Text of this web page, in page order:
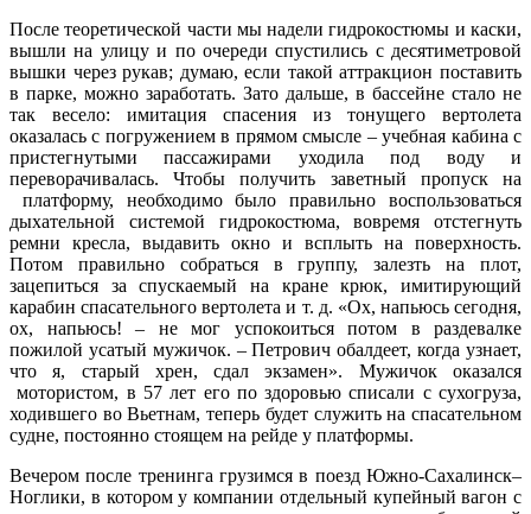
После теоретической части мы надели гидрокостюмы и каски,
вышли на улицу и по очереди спустились с десятиметровой
вышки через рукав; думаю, если такой аттракцион поставить
в парке, можно заработать. Зато дальше, в бассейне стало не
так весело: имитация спасения из тонущего вертолета
оказалась с погружением в прямом смысле – учебная кабина с
пристегнутыми пассажирами уходила под воду и
переворачивалась. Чтобы получить заветный пропуск на
платформу, необходимо было правильно воспользоваться
дыхательной системой гидрокостюма, вовремя отстегнуть
ремни кресла, выдавить окно и всплыть на поверхность.
Потом правильно собраться в группу, залезть на плот,
зацепиться за спускаемый на кране крюк, имитирующий
карабин спасательного вертолета и т. д. «Ох, напьюсь сегодня,
ох, напьюсь! – не мог успокоиться потом в раздевалке
пожилой усатый мужичок. – Петрович обалдеет, когда узнает,
что я, старый хрен, сдал экзамен». Мужичок оказался
мотористом, в 57 лет его по здоровью списали с сухогруза,
ходившего во Вьетнам, теперь будет служить на спасательном
судне, постоянно стоящем на рейде у платформы.
Вечером после тренинга грузимся в поезд Южно-Сахалинск–
Ноглики, в котором у компании отдельный купейный вагон с